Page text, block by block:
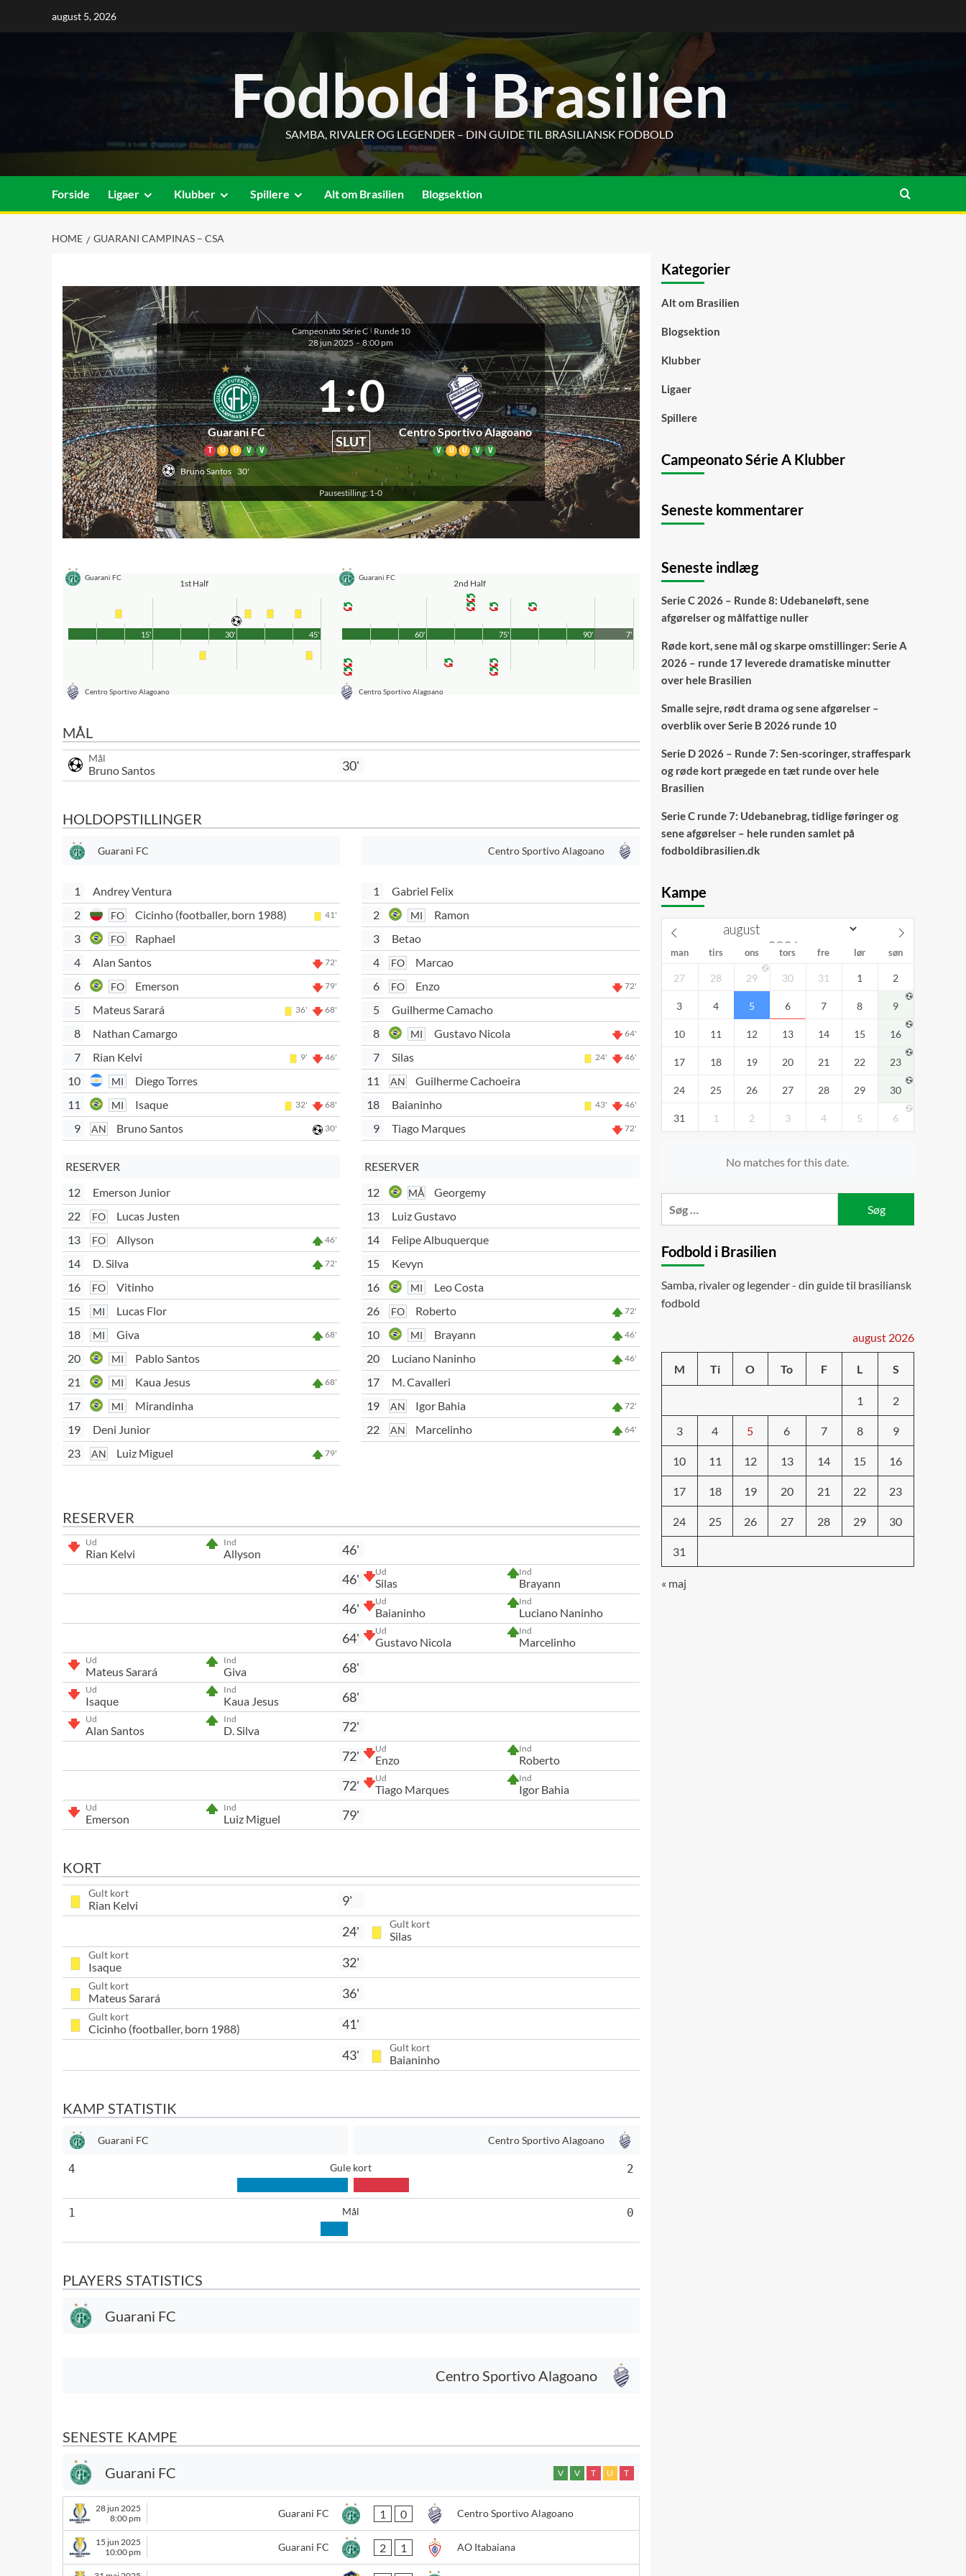
august 5, 2026
Fodbold i Brasilien
SAMBA, RIVALER OG LEGENDER – DIN GUIDE TIL BRASILIANSK FODBOLD
Forside Ligaer Klubber Spillere Alt om Brasilien Blogsektion
HOME GUARANI CAMPINAS – CSA
Campeonato Série C | Runde 10
28 jun 2025 - 8:00 pm
Guarani FC
T U U V V
1:0
SLUT
Centro Sportivo Alagoano
V U U V V
Bruno Santos 30'
Pausestilling: 1-0
Guarani FC
1st Half
Centro Sportivo Alagoano
45'
15' 30'
Guarani FC
2nd Half
Centro Sportivo Alagoano
90'
60' 75' 7'
MÅL
Mål
Bruno Santos 30'
HOLDOPSTILLINGER
Guarani FC
1
Andrey Ventura
2
FO Cicinho (footballer, born 1988) 41'
3 FO
Raphael
4
Alan Santos 72'
6 FO Emerson 79'
5 Mateus Sarará 36' 68'
8
Nathan Camargo
7
Rian Kelvi 9' 46'
10 MI
Diego Torres
11
MI Isaque 32' 68'
9 AN Bruno Santos 30'
RESERVER
12
Emerson Junior
22
FO
Lucas Justen
13
FO Allyson 46'
14 D. Silva 72'
16 FO
Vitinho
15
MI
Lucas Flor
18
MI Giva 68'
20 MI
Pablo Santos
21
MI Kaua Jesus 68'
17 MI
Mirandinha
19
Deni Junior
23
AN Luiz Miguel 79'
Centro Sportivo Alagoano
1
Gabriel Felix
2
MI
Ramon
3
Betao
4
FO
Marcao
6
FO Enzo 72'
5
Guilherme Camacho
8
MI Gustavo Nicola 64'
7 Silas 24' 46'
11 AN
Guilherme Cachoeira
18
Baianinho 43' 46'
9 Tiago Marques 72'
RESERVER
12
MÅ
Georgemy
13
Luiz Gustavo
14
Felipe Albuquerque
15
Kevyn
16
MI
Leo Costa
26
FO Roberto 72'
10 MI Brayann 46'
20 Luciano Naninho 46'
17
M. Cavalleri
19
AN Igor Bahia 72'
22 AN Marcelinho 64'
RESERVER
Ud
Rian Kelvi
Ind
Allyson
46'
46'
Ud
Silas
Ind
Brayann
46' Ud
Baianinho
Ind
Luciano Naninho
64' Ud
Gustavo Nicola
Ind
Marcelinho
Ud
Mateus Sarará
Ind
Giva 68'
Ud
Isaque
Ind
Kaua Jesus 68'
Ud
Alan Santos
Ind
D. Silva
72'
72'
Ud
Enzo
Ind
Roberto
72' Ud
Tiago Marques
Ind
Igor Bahia
Ud
Emerson
Ind
Luiz Miguel 79'
KORT
Gult kort
Rian Kelvi
9'
24'
Gult kort
Silas
Gult kort
Isaque 32'
Gult kort
Mateus Sarará 36'
Gult kort
Cicinho (footballer, born 1988)
41'
43'
Gult kort
Baianinho
KAMP STATISTIK
Guarani FC Centro Sportivo Alagoano
4 Gule kort 2
1 Mål 0
PLAYERS STATISTICS
Guarani FC
Centro Sportivo Alagoano
SENESTE KAMPE
Guarani FC V V T U T
28 jun 2025
8:00 pm
Guarani FC 1 0 Centro Sportivo Alagoano
15 jun 2025
10:00 pm
Guarani FC 2 1 AO Itabaiana
Kategorier
Alt om Brasilien
Blogsektion
Klubber
Ligaer
Spillere
Campeonato Série A Klubber
Seneste kommentarer
Seneste indlæg
Serie C 2026 – Runde 8: Udebaneløft, sene
afgørelser og målfattige nuller
Røde kort, sene mål og skarpe omstillinger: Serie A
2026 – runde 17 leverede dramatiske minutter
over hele Brasilien
Smalle sejre, rødt drama og sene afgørelser –
overblik over Serie B 2026 runde 10
Serie D 2026 – Runde 7: Sen-scoringer, straffespark
og røde kort prægede en tæt runde over hele
Brasilien
Serie C runde 7: Udebanebrag, tidlige føringer og
sene afgørelser – hele runden samlet på
fodboldibrasilien.dk
Kampe
man tirs ons tors fre lør søn
27 28 29 30 31 1 2
3 4 5 6 7 8 9
10 11 12 13 14 15 16
17 18 19 20 21 22 23
24 25 26 27 28 29 30
31 1 2 3 4 5 6
No matches for this date.
efter:
Fodbold i Brasilien
Samba, rivaler og legender - din guide til brasiliansk
fodbold
august 2026
M Ti O To F L S
1 2
3 4 5 6 7 8 9
10 11 12 13 14 15 16
17 18 19 20 21 22 23
24 25 26 27 28 29 30
31
« maj